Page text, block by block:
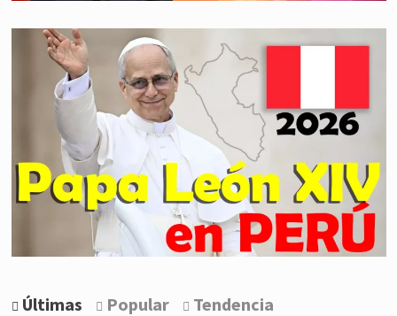
Últimas Popular Tendencia